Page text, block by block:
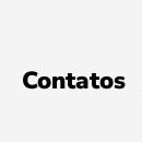
Contatos